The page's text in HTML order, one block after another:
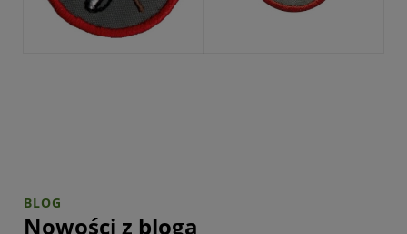
Przejdź do produktu
Nowości z bloga